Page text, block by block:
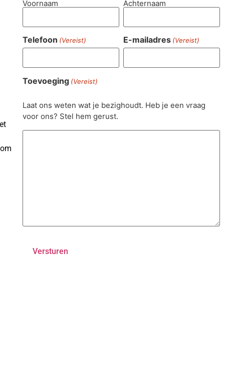
Voornaam Achternaam
Telefoon (Vereist) E-mailadres (Vereist)
Toevoeging (Vereist)
Laat ons weten wat je bezighoudt. Heb je een vraag
voor ons? Stel hem gerust.